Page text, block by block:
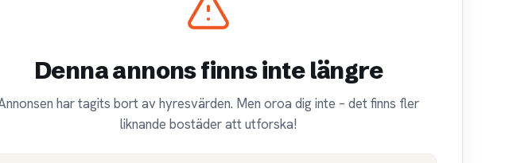
Denna annons finns inte längre
har tagits bort av hyresvärden. Men oroa dig inte – det finns fler
liknande bostäder att utforska!